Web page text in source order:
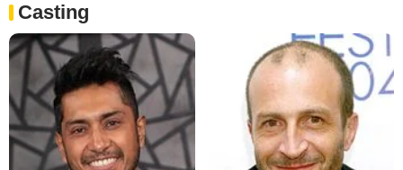
Casting